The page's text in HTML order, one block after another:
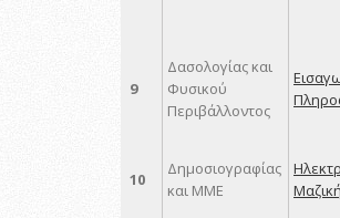
9
Δασολογίας και
Φυσικού
Περιβάλλοντος
10
Δημοσιογραφίας
και MME